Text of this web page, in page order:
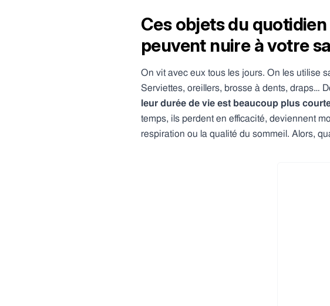
Ces objets du
peuvent nuire à votre
On vit avec eux tous les jours. On les utilise
Serviettes, oreillers, brosse à dents, draps…
leur durée de vie est beaucoup plus
temps, ils perdent en efficacité, deviennent
respiration ou la qualité du sommeil. Alors,